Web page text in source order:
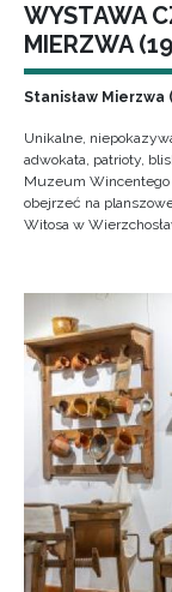
WYSTAWA
MIERZWA
Stanisław Mierzwa
Unikalne,
adwokata, patrioty,
Muzeum Wincentego
obejrzeć na
Witosa w